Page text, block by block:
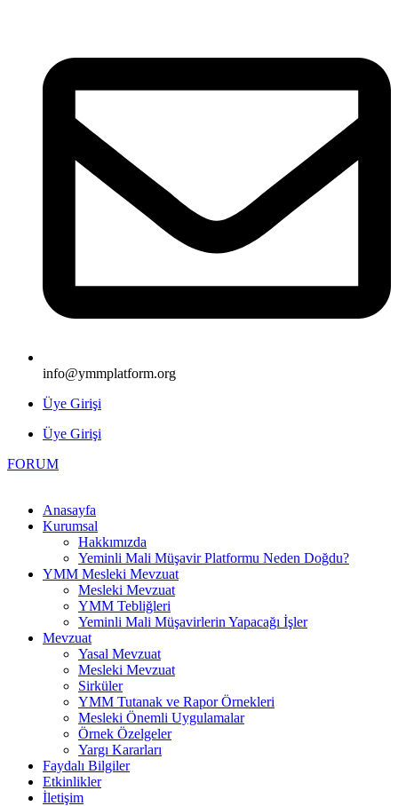
info@ymmplatform.org
Üye Girişi
Üye Girişi
FORUM
Anasayfa
Kurumsal
Hakkımızda
Yeminli Mali Müşavir Platformu Neden Doğdu?
YMM Mesleki Mevzuat
Mesleki Mevzuat
YMM Tebliğleri
Yeminli Mali Müşavirlerin Yapacağı İşler
Mevzuat
Yasal Mevzuat
Mesleki Mevzuat
Sirküler
YMM Tutanak ve Rapor Örnekleri
Mesleki Önemli Uygulamalar
Örnek Özelgeler
Yargı Kararları
Faydalı Bilgiler
Etkinlikler
İletişim